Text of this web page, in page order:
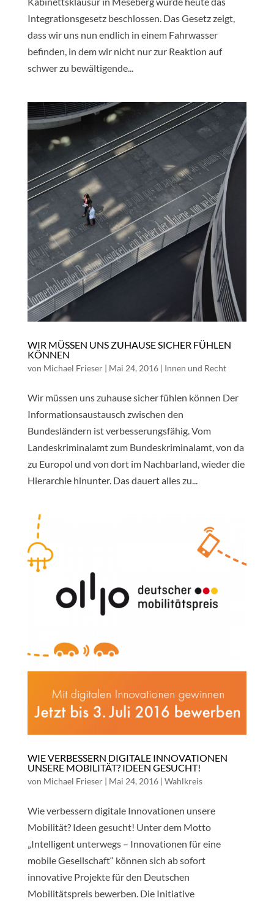
Integrationsgesetz beschlossen. Das Gesetz zeigt,
dass wir uns nun endlich in einem Fahrwasser
befinden, in dem wir nicht nur zur Reaktion auf
schwer zu bewältigende...
WIR MÜSSEN UNS ZUHAUSE SICHER FÜHLEN
KÖNNEN
von Michael Frieser| Mai 24, 2016| Innen und Recht
Wir müssen uns zuhause sicher fühlen können Der
Informationsaustausch zwischen den
Bundesländern ist verbesserungsfähig. Vom
Landeskriminalamt zum Bundeskriminalamt, von da
zu Europol und von dort im Nachbarland, wieder die
Hierarchie hinunter. Das dauert alles zu...
WIE VERBESSERN DIGITALE INNOVATIONEN
UNSERE MOBILITÄT? IDEEN GESUCHT!
von Michael Frieser| Mai 24, 2016| Wahlkreis
Wie verbessern digitale Innovationen unsere
Mobilität? Ideen gesucht! Unter dem Motto
„Intelligent unterwegs – Innovationen für eine
mobile Gesellschaft“ können sich ab sofort
innovative Projekte für den Deutschen
Mobilitätspreis bewerben. Die Initiative